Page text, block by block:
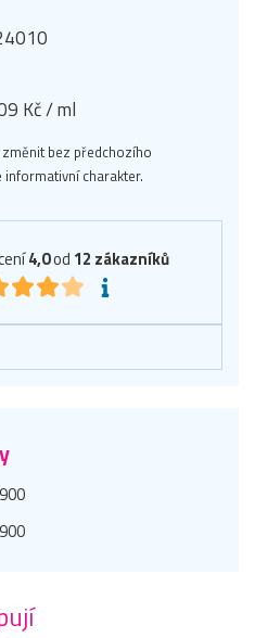
Kč / ml
bez předchozího
charakter.
4,0od 12 zákazníků